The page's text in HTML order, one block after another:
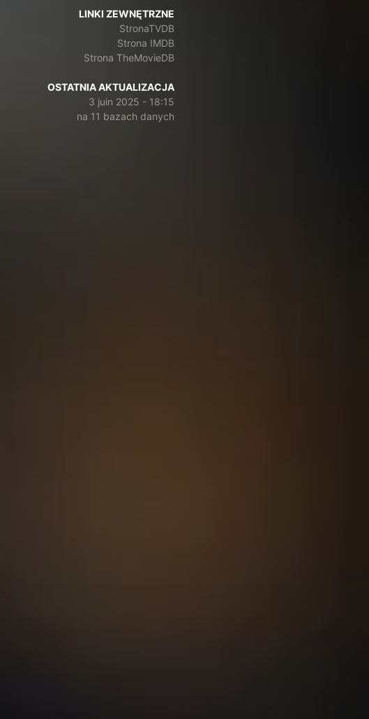
LINKI ZEWNĘTRZNE
StronaTVDB
Strona IMDB
Strona TheMovieDB
OSTATNIA AKTUALIZACJA
3 juin 2025 - 18:15
na 11 bazach danych